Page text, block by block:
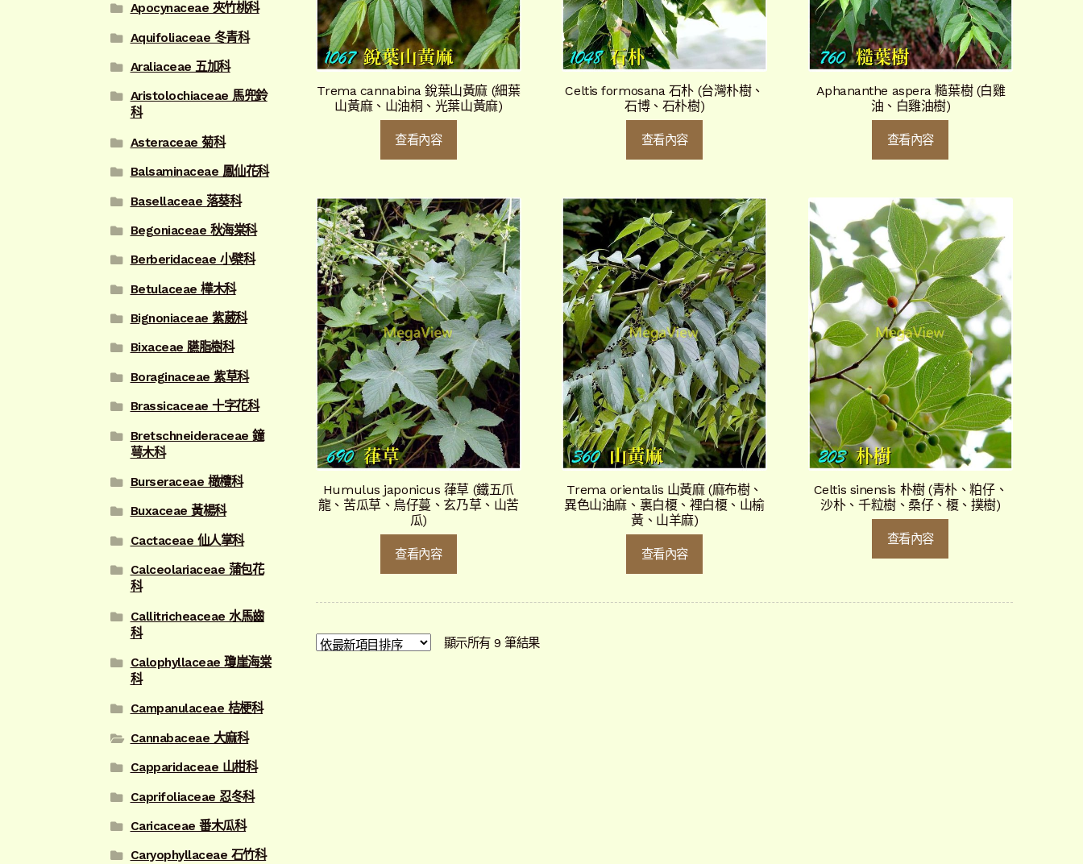
Trema cannabina 銳葉山黃麻 (細葉
山黃麻、山油桐、光葉山黃麻)
查看內容
Celtis formosana 石朴 (台灣朴樹、
石博、石朴樹)
查看內容
Aphananthe aspera 糙葉樹 (白雞
油、白雞油樹)
查看內容
Humulus japonicus 葎草 (鐵五爪
龍、苦瓜草、烏仔蔓、玄乃草、山苦
瓜)
查看內容
Trema orientalis 山黃麻 (麻布樹、
異色山油麻、裏白榎、裡白榎、山榆
黃、山羊麻)
查看內容
Celtis sinensis 朴樹 (青朴、粕仔、
沙朴、千粒樹、桑仔、榎、撲樹)
查看內容
顯示所有 9 筆結果依
Apocynaceae 夾竹桃科
Aquifoliaceae 冬青科
Araliaceae 五加科
Aristolochiaceae 馬兜鈴
科
Asteraceae 菊科
Balsaminaceae 鳳仙花科
Basellaceae 落葵科
Begoniaceae 秋海棠科
Berberidaceae 小檗科
Betulaceae 樺木科
Bignoniaceae 紫葳科
Bixaceae 臙脂樹科
Boraginaceae 紫草科
Brassicaceae 十字花科
Bretschneideraceae 鐘
萼木科
Burseraceae 橄欖科
Buxaceae 黃楊科
Cactaceae 仙人掌科
Calceolariaceae 蒲包花
科
Callitricheaceae 水馬齒
科
Calophyllaceae 瓊崖海棠
科
Campanulaceae 桔梗科
Cannabaceae 大麻科
Capparidaceae 山柑科
Caprifoliaceae 忍冬科
Caricaceae 番木瓜科
Caryophyllaceae 石竹科